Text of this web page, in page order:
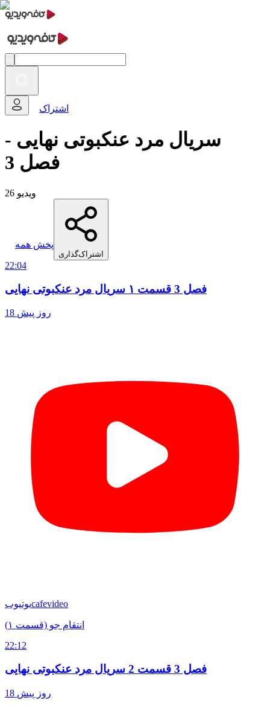
اشتراک
سریال مرد عنکبوتی نهایی -
فصل 3
26 ویدیو
پخش همه
اشتراک‌گذاری
22:04
فصل 3 قسمت ۱ سریال مرد عنکبوتی نهایی
18 روز پیش
یوتیوبcafevideo
انتقام جو (قسمت ۱)
22:12
فصل 3 قسمت 2 سریال مرد عنکبوتی نهایی
18 روز پیش